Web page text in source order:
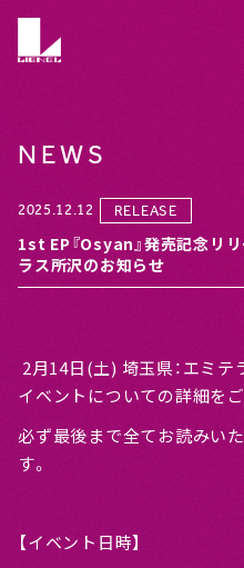
NEWS
2025.12.12 RELEASE
1st EP『Osyan』発売記念リ
ラス所沢のお知らせ
2月14日(土) 埼玉県：エミ
イベントについての詳細を
必ず最後まで全てお読みい
す。
【イベント日時】